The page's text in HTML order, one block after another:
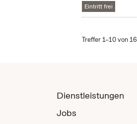
Eintritt frei
Treffer 1–10 von 16
Dienstleistungen
Jobs